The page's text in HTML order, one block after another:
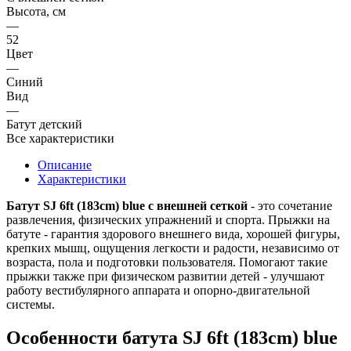
Высота, см
—
52
Цвет
—
Синий
Вид
—
Батут детский
Все характеристики
Описание
Характеристики
Батут SJ 6ft (183cm) blue с внешней сеткой - это сочетание
развлечения, физических упражнений и спорта. Прыжки на
батуте - гарантия здорового внешнего вида, хорошей фигуры,
крепких мышц, ощущения легкости и радости, независимо от
возраста, пола и подготовки пользователя. Помогают такие
прыжки также при физическом развитии детей - улучшают
работу вестибулярного аппарата и опорно-двигательной
системы.
Особенности батута SJ 6ft (183cm) blue